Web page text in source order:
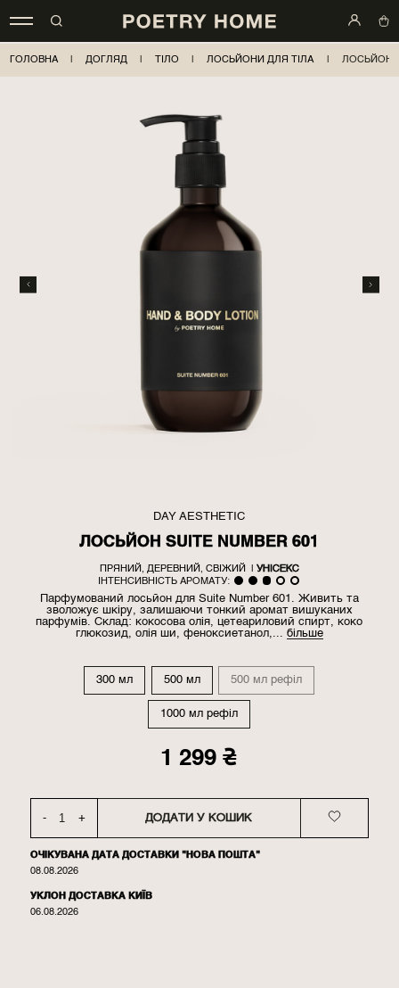
ГОЛОВНА ДОГЛЯД ТІЛО ЛОСЬЙОНИ ДЛЯ ТІЛА ЛОСЬЙОН
DAY AESTHETIC
ЛОСЬЙОН SUITE NUMBER 601
ПРЯНИЙ, ДЕРЕВНИЙ, СВІЖИЙ
УНІСЕКС
ІНТЕНСИВНІСТЬ АРОМАТУ:
Парфумований лосьйон для Suite Number 601. Живить та
зволожує шкіру, залишаючи тонкий аромат вишуканих
парфумів. Склад: кокосова олія, цетеариловий спирт, коко
глюкозид, олія ши, феноксиетанол,... більше
1000 мл рефіл
300 мл 500 мл рефіл
500 мл
1 299 ₴
- + ДОДАТИ У КОШИК
ОЧІКУВАНА ДАТА ДОСТАВКИ "НОВА ПОШТА"
08.08.2026
УКЛОН ДОСТАВКА КИЇВ
06.08.2026